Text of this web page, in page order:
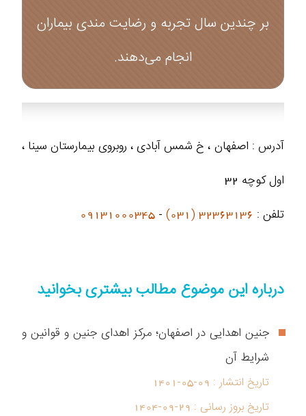
بر چندین سال تجربه و رضایت مندی بیماران
انجام می‌دهند.
آدرس : اصفهان ، خ شمس آبادی ، روبروی بیمارستان سینا ،
اول کوچه 32
تلفن : 32363136 (031)
-
09131000345
درباره این موضوع مطالب بیشتری بخوانید
جنین اهدایی در اصفهان؛ مرکز اهدای جنین و قوانین و
شرایط آن
تاریخ انتشار : 1401-05-09
تاریخ بروز رسانی : 1404-09-29